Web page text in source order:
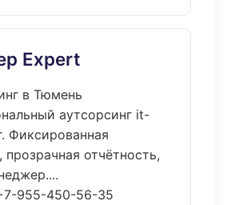
Expert
в Тюмень
аутсорсинг it-
Фиксированная
отчётность,
955-450-56-35